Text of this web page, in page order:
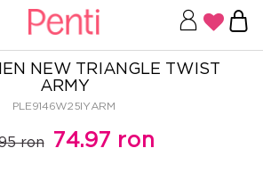
NEW TRIANGLE TWIST
ARMY
PLE9146W25IYARM
ron 74.97 ron